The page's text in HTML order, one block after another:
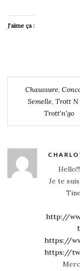
J’aime ça :
Chaussure,
Semelle, Trott N
Trott'n'go
Je te
http://
https://
https://